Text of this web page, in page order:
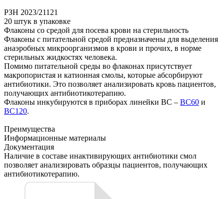
РЗН 2023/21121
20 штук в упаковке
Флаконы со средой для посева крови на стерильность
Флаконы с питательной средой предназначены для выделения
анаэробных микроорганизмов в крови и прочих, в норме
стерильных жидкостях человека.
Помимо питательной среды во флаконах присутствует
макропористая и катионная смолы, которые абсорбируют
антибиотики. Это позволяет анализировать кровь пациентов,
получающих антибиотикотерапию.
Флаконы инкубируются в приборах линейки BC – BC60 и
BC120.
Преимущества
Информационные материалы
Документация
Наличие в составе инактивирующих антибиотики смол
позволяет анализировать образцы пациентов, получающих
антибиотикотерапию.